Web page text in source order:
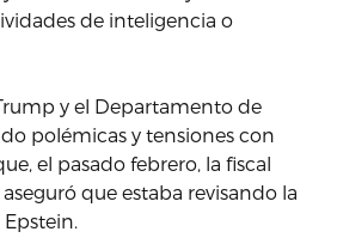
de inteligencia o
y el Departamento de
polémicas y tensiones con
el pasado febrero, la fiscal
que estaba revisando la
Epstein.